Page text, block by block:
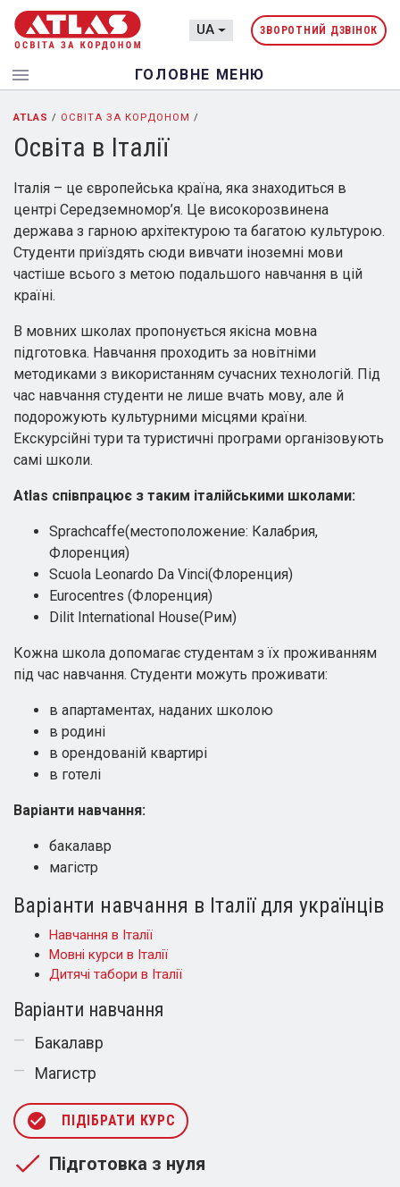
UA ЗВОРОТНИЙ ДЗВІНОК
menu ГОЛОВНЕ МЕНЮ
ATLAS / ОСВІТА ЗА КОРДОНОМ /
Освіта в Італії
Італія – це європейська країна, яка знаходиться в
центрі Середземномор’я. Це високорозвинена
держава з гарною архітектурою та багатою культурою.
Студенти приїздять сюди вивчати іноземні мови
частіше всього з метою подальшого навчання в цій
країні.
В мовних школах пропонується якісна мовна
підготовка. Навчання проходить за новітніми
методиками з використанням сучасних технологій. Під
час навчання студенти не лише вчать мову, але й
подорожують культурними місцями країни.
Екскурсійні тури та туристичні програми організовують
самі школи.
Atlas співпрацює з таким італійськими школами:
Sprachcaffe(местоположение: Калабрия,
Флоренция)
Scuola Leonardo Da Vinci(Флоренция)
Eurocentres (Флоренция)
Dilit International House(Рим)
Кожна школа допомагає студентам з їх проживанням
під час навчання. Студенти можуть проживати:
в апартаментах, наданих школою
в родині
в орендованій квартирі
в готелі
Варіанти навчання:
бакалавр
магістр
Варіанти навчання в Італії для українців
Навчання в Італії
Мовні курси в Італії
Дитячі табори в Італії
Варіанти навчання
Бакалавр
Магистр
check_circle ПІДІБРАТИ КУРС
Підготовка з нуля